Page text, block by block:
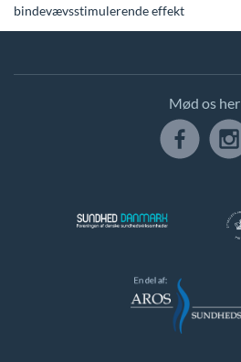
bindevævsstimulerende effekt
Mød os her